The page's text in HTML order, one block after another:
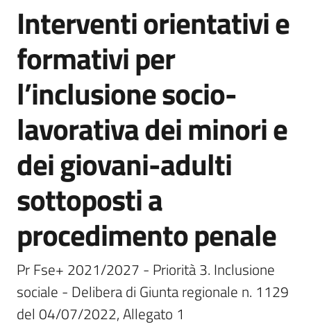
Servizi
Leggi
Atti
Bandi
Piani
Programmi
Progetti
Fondo
sociale
Salta al contenuto
Interventi orientativi e
formativi per
l’inclusione socio-
lavorativa dei minori e
dei giovani-adulti
sottoposti a
procedimento penale
Pr Fse+ 2021/2027 - Priorità 3. Inclusione
sociale - Delibera di Giunta regionale n. 1129
del 04/07/2022, Allegato 1